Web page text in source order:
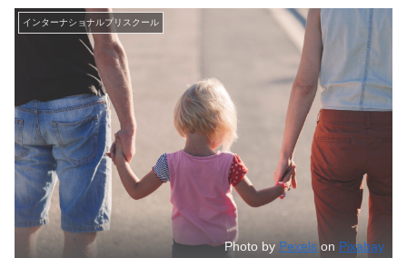
インターナショナルプリスクール
Photo by Pexelson Pixabay